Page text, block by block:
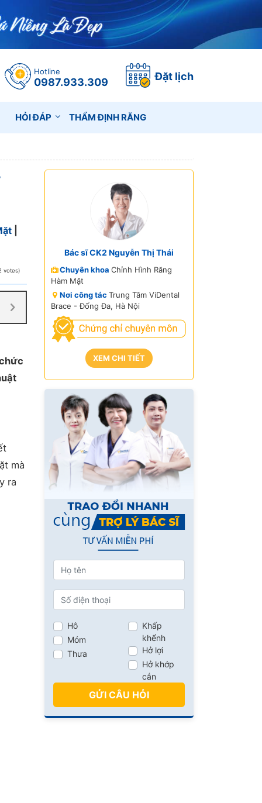
Hotline
0987.933.309 Đặt lịch
HỎI ĐÁP THẨM ĐỊNH RĂNG
votes)
mà
ra
Bác sĩ CK2 Nguyễn Thị Thái
Chuyên khoa Chỉnh Hình Răng
Hàm Mặt
Nơi công tác Trung Tâm ViDental
Brace - Đống Đa, Hà Nội
XEM CHI TIẾT
Hô
Móm
Thưa
Khấp
khểnh
Hở lợi
Hở khớp
cắn
GỬI CÂU HỎI